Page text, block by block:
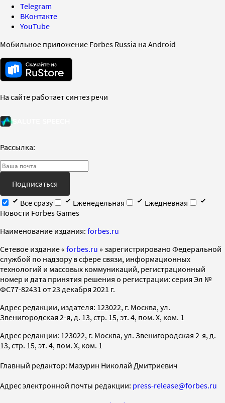
Telegram
ВКонтакте
YouTube
Мобильное приложение Forbes Russia на Android
На сайте работает синтез речи
Рассылка:
Подписаться
Все сразу
Еженедельная
Ежедневная
Новости Forbes Games
Наименование издания: forbes.ru
Cетевое издание « forbes.ru » зарегистрировано Федеральной
службой по надзору в сфере связи, информационных
технологий и массовых коммуникаций, регистрационный
номер и дата принятия решения о регистрации: серия Эл №
ФС77-82431 от 23 декабря 2021 г.
Адрес редакции, издателя: 123022, г. Москва, ул.
Звенигородская 2-я, д. 13, стр. 15, эт. 4, пом. X, ком. 1
Адрес редакции: 123022, г. Москва, ул. Звенигородская 2-я, д.
13, стр. 15, эт. 4, пом. X, ком. 1
Главный редактор: Мазурин Николай Дмитриевич
Адрес электронной почты редакции: press-release@forbes.ru